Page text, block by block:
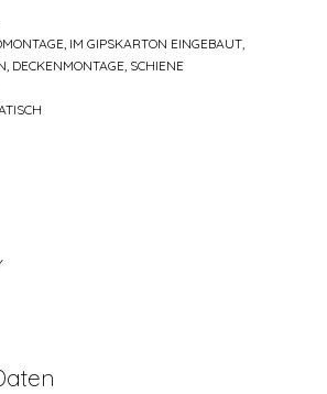
IM GIPSKARTON EINGEBAUT,
DECKENMONTAGE, SCHIENE